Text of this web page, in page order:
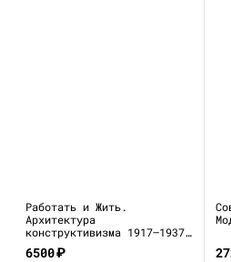
Работать и Жить.
Архитектура
конструктивизма 1917—1937
(каталог выставки)
6500₽